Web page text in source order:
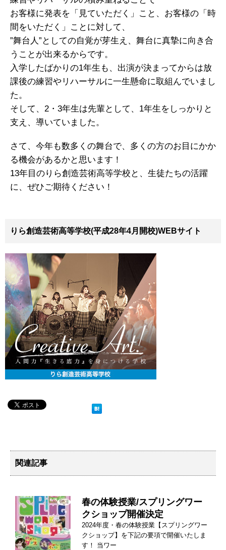
お客様に発表を「見ていただく」こと、お客様の「時
間をいただく」ことに対して、
”舞台人”としての自覚が芽生え、舞台に真摯に向き合
うことが出来るからです。
入学したばかりの1年生も、出演が決まってからは放
課後の練習やリハーサルに一生懸命に取組んでいまし
た。
そして、2・3年生は先輩として、1年生をしっかりと
支え、導いていました。
さて、今年も数多くの舞台で、多くの方のお目にかか
る機会があるかと思います！
13年目のりら創造芸術高等学校と、生徒たちの活躍
に、ぜひご期待ください！
りら創造芸術高等学校(平成28年4月開校)WEBサイト
関連記事
春の体験授業/スプリングワー
クショップ開催決定
2024年度・春の体験授業【スプリングワー
クショップ】を下記の要項で開催いたしま
す！ 当ワー